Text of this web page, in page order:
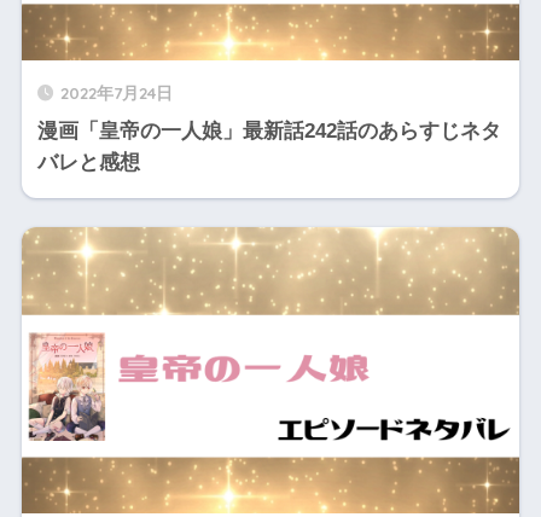
2022年7月24日
漫画「皇帝の一人娘」最新話242話のあらすじネタ
バレと感想